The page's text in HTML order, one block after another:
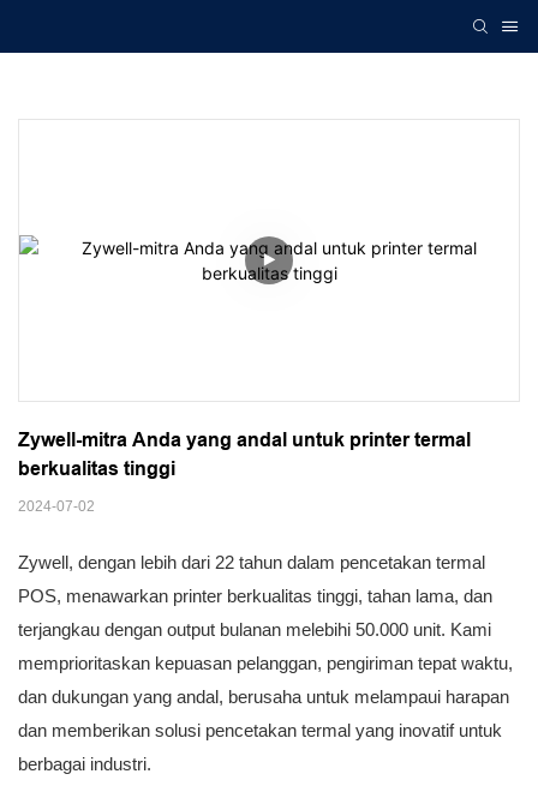
Zywell-mitra Anda yang andal untuk printer termal
berkualitas tinggi
2024-07-02
Zywell, dengan lebih dari 22 tahun dalam pencetakan termal
POS, menawarkan printer berkualitas tinggi, tahan lama, dan
terjangkau dengan output bulanan melebihi 50.000 unit. Kami
memprioritaskan kepuasan pelanggan, pengiriman tepat waktu,
dan dukungan yang andal, berusaha untuk melampaui harapan
dan memberikan solusi pencetakan termal yang inovatif untuk
berbagai industri.